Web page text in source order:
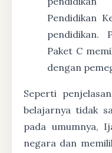
Pendidikan
pendidikan.
Paket C
dengan
Seperti
belajarnya tidak
pada umumnya,
negara dan